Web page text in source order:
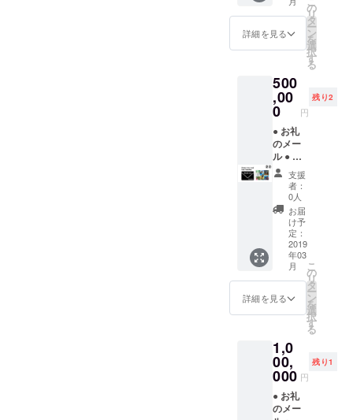
類の写
真を各3
枚ずつ
プレゼ
ント
ダーを
持っ
て、直
接
YUNTA
逢いに
行き感
謝の気
持ちを
伝える
詳細を見る
の
リ
タ
ー
ン
を
選
択
す
る
500
,00
0 円
残り2
● お礼
のメー
ル ● 日
本に住
んでい
ればハ
イビス
カスの
写真集
を各2冊
とカレ
ンダー2
冊を
持っ
て、直
接
WAYが
逢いに
行き感
謝の気
持ちを
伝える
支援
者：
0人
お届
け予
定：
2019
年03
月
詳細を見る
こ
の
リ
タ
ー
ン
を
選
択
す
る
1,0
00,
000 円
残り1
● お礼
のメー